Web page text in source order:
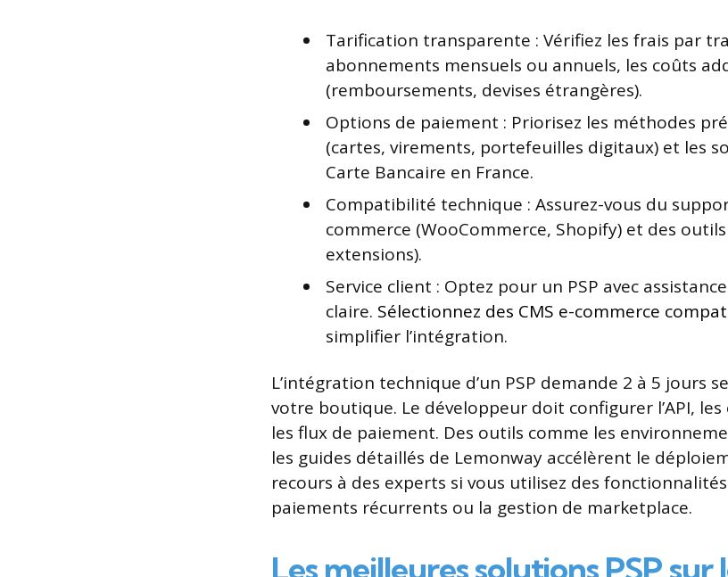
Tarification transparente : Vérifiez les frais par
abonnements mensuels ou annuels, les coûts
(remboursements, devises étrangères).
Options de paiement : Priorisez les méthodes
(cartes, virements, portefeuilles digitaux) et les
Carte Bancaire en France.
Compatibilité technique : Assurez-vous du
commerce (WooCommerce, Shopify) et des
extensions).
Service client : Optez pour un PSP avec
claire. Sélectionnez des CMS e-commerce
simplifier l’intégration.
L’intégration technique d’un PSP demande 2 à 5 jours
votre boutique. Le développeur doit configurer l’API,
les flux de paiement. Des outils comme les
les guides détaillés de Lemonway accélèrent le
recours à des experts si vous utilisez des
paiements récurrents ou la gestion de marketplace.
Les meilleures solutions PSP sur